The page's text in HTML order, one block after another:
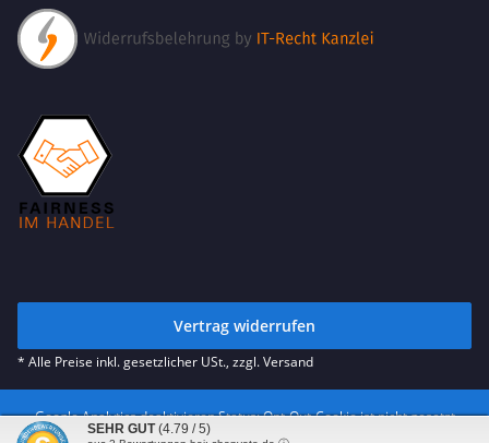
Vertrag widerrufen
* Alle Preise inkl. gesetzlicher USt., zzgl.Versand
Google Analytics deaktivierenStatus: Opt-Out-Cookie ist nicht gesetzt
(Tracking aktiv)
SEHR GUT (4.79 / 5)